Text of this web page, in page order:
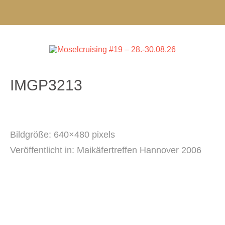
IMGP3213
Bildgröße: 640×480 pixels
Veröffentlicht in: Maikäfertreffen Hannover 2006